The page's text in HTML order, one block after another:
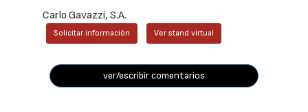
Carlo Gavazzi, S.A.
Solicitar información Ver stand virtual
ver/escribir comentarios